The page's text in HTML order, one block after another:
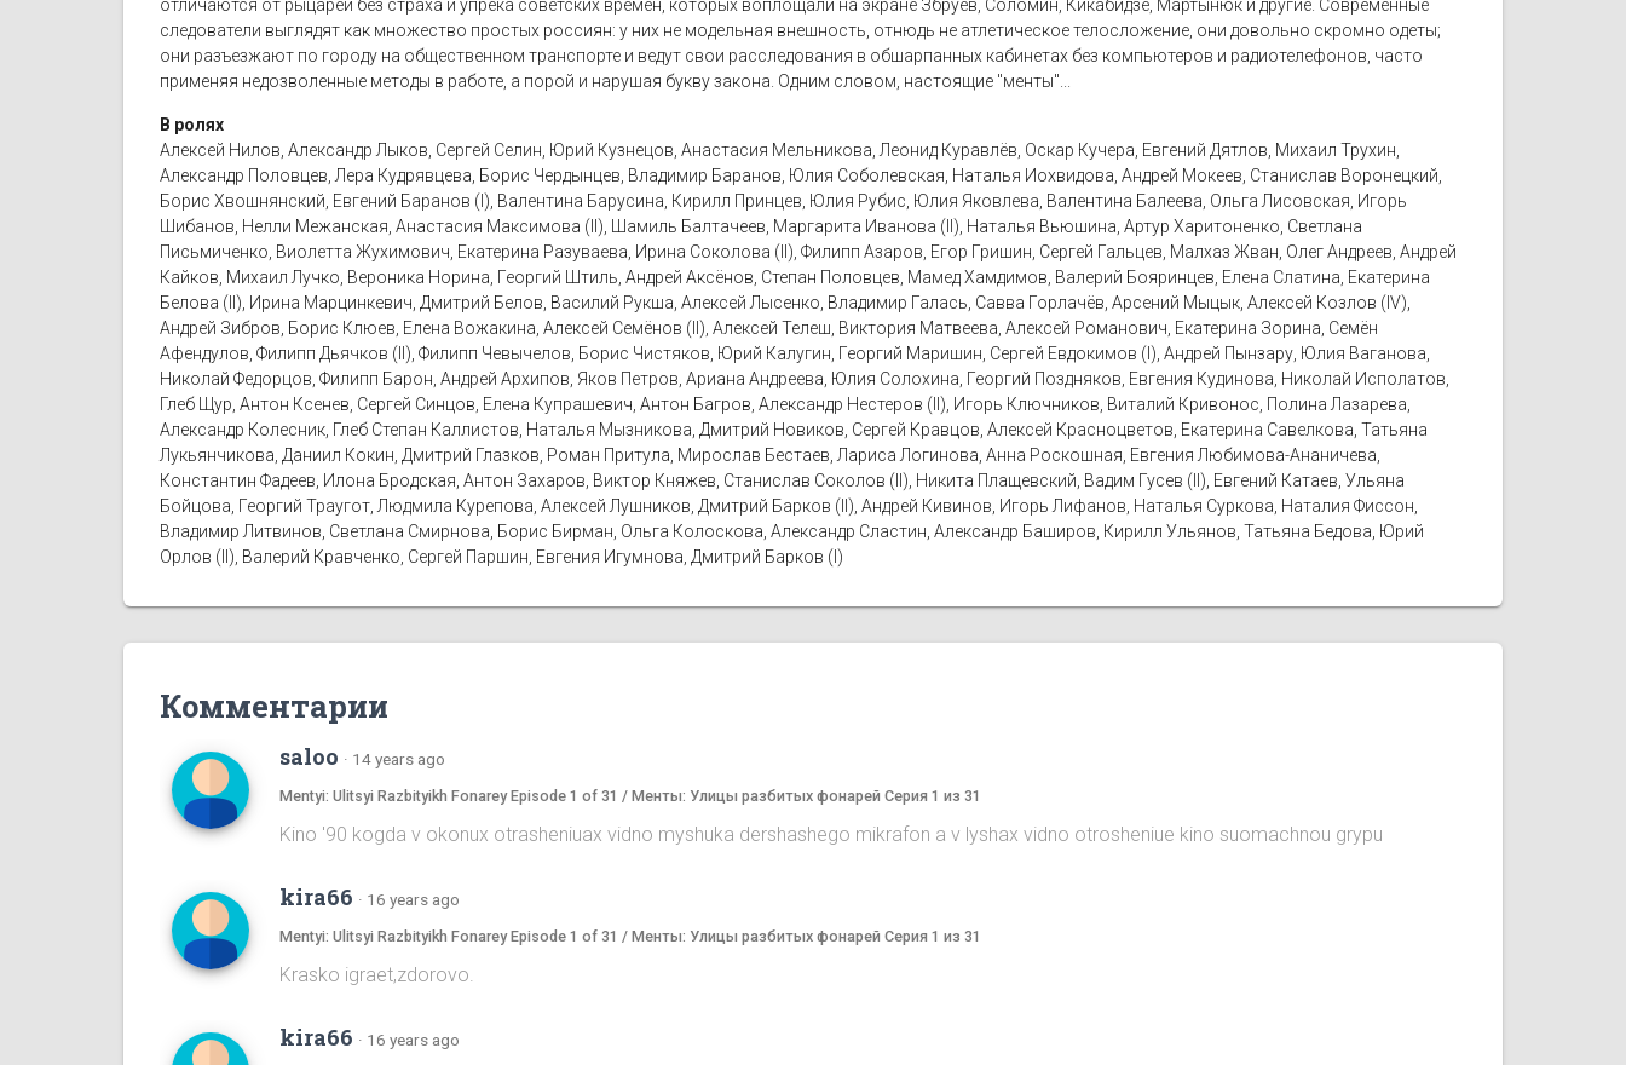
отличаются от рыцарей без страха и упрека советских времен, которых воплощали на экране Збруев, Соломин, Кикабидзе, Мартынюк и другие. Современные
следователи выглядят как множество простых россиян: у них не модельная внешность, отнюдь не атлетическое телосложение, они довольно скромно одеты;
они разъезжают по городу на общественном транспорте и ведут свои расследования в обшарпанных кабинетах без компьютеров и радиотелефонов, часто
применяя недозволенные методы в работе, а порой и нарушая букву закона. Одним словом, настоящие "менты"...
В ролях
Алексей Нилов, Александр Лыков, Сергей Селин, Юрий Кузнецов, Анастасия Мельникова, Леонид Куравлёв, Оскар Кучера, Евгений Дятлов, Михаил Трухин,
Александр Половцев, Лера Кудрявцева, Борис Чердынцев, Владимир Баранов, Юлия Соболевская, Наталья Иохвидова, Андрей Мокеев, Станислав Воронецкий,
Борис Хвошнянский, Евгений Баранов (I), Валентина Барусина, Кирилл Принцев, Юлия Рубис, Юлия Яковлева, Валентина Балеева, Ольга Лисовская, Игорь
Шибанов, Нелли Межанская, Анастасия Максимова (II), Шамиль Балтачеев, Маргарита Иванова (II), Наталья Вьюшина, Артур Харитоненко, Светлана
Письмиченко, Виолетта Жухимович, Екатерина Разуваева, Ирина Соколова (II), Филипп Азаров, Егор Гришин, Сергей Гальцев, Малхаз Жван, Олег Андреев, Андрей
Кайков, Михаил Лучко, Вероника Норина, Георгий Штиль, Андрей Аксёнов, Степан Половцев, Мамед Хамдимов, Валерий Бояринцев, Елена Слатина, Екатерина
Белова (II), Ирина Марцинкевич, Дмитрий Белов, Василий Рукша, Алексей Лысенко, Владимир Галась, Савва Горлачёв, Арсений Мыцык, Алексей Козлов (IV),
Андрей Зибров, Борис Клюев, Елена Вожакина, Алексей Семёнов (II), Алексей Телеш, Виктория Матвеева, Алексей Романович, Екатерина Зорина, Семён
Афендулов, Филипп Дьячков (II), Филипп Чевычелов, Борис Чистяков, Юрий Калугин, Георгий Маришин, Сергей Евдокимов (I), Андрей Пынзару, Юлия Ваганова,
Николай Федорцов, Филипп Барон, Андрей Архипов, Яков Петров, Ариана Андреева, Юлия Солохина, Георгий Поздняков, Евгения Кудинова, Николай Исполатов,
Глеб Щур, Антон Ксенев, Сергей Синцов, Елена Купрашевич, Антон Багров, Александр Нестеров (II), Игорь Ключников, Виталий Кривонос, Полина Лазарева,
Александр Колесник, Глеб Степан Каллистов, Наталья Мызникова, Дмитрий Новиков, Сергей Кравцов, Алексей Красноцветов, Екатерина Савелкова, Татьяна
Лукьянчикова, Даниил Кокин, Дмитрий Глазков, Роман Притула, Мирослав Бестаев, Лариса Логинова, Анна Роскошная, Евгения Любимова-Ананичева,
Константин Фадеев, Илона Бродская, Антон Захаров, Виктор Княжев, Станислав Соколов (II), Никита Плащевский, Вадим Гусев (II), Евгений Катаев, Ульяна
Бойцова, Георгий Траугот, Людмила Курепова, Алексей Лушников, Дмитрий Барков (II), Андрей Кивинов, Игорь Лифанов, Наталья Суркова, Наталия Фиссон,
Владимир Литвинов, Светлана Смирнова, Борис Бирман, Ольга Колоскова, Александр Сластин, Александр Баширов, Кирилл Ульянов, Татьяна Бедова, Юрий
Орлов (II), Валерий Кравченко, Сергей Паршин, Евгения Игумнова, Дмитрий Барков (I)
Комментарии
saloo · 14 years ago
Mentyi: Ulitsyi Razbityikh Fonarey Episode 1 of 31 / Менты: Улицы разбитых фонарей Серия 1 из 31
Kino '90 kogda v okonux otrasheniuax vidno myshuka dershashego mikrafon a v lyshax vidno otrosheniue kino suomachnou grypu
kira66 · 16 years ago
Mentyi: Ulitsyi Razbityikh Fonarey Episode 1 of 31 / Менты: Улицы разбитых фонарей Серия 1 из 31
Krasko igraet,zdorovo.
kira66 · 16 years ago